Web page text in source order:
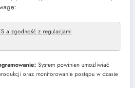
a zgodność z regulacjami
System powinien umożliwiać
oraz monitorowanie postępu w czasie